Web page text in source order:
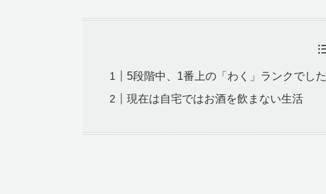
5段階中、1番上の「わく」ランクでした
現在は自宅ではお酒を飲まない生活